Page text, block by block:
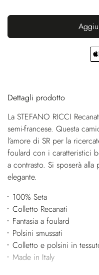
Dettagli prodotto
La STEFANO RICCI
semi-francese. Questa
l’amore di SR per la
foulard con i caratteristici
a contrasto. Si sposerà
elegante.
100% Seta
Colletto Recanati
Fantasia a foulard
Polsini smussati
Colletto e polsini in
Made in Italy